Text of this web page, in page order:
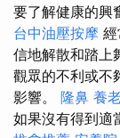
要了解健康的興
台中油壓按摩
信地解散和踏上
觀眾的不利或不
影響。 隆鼻 養
如果沒有得到適